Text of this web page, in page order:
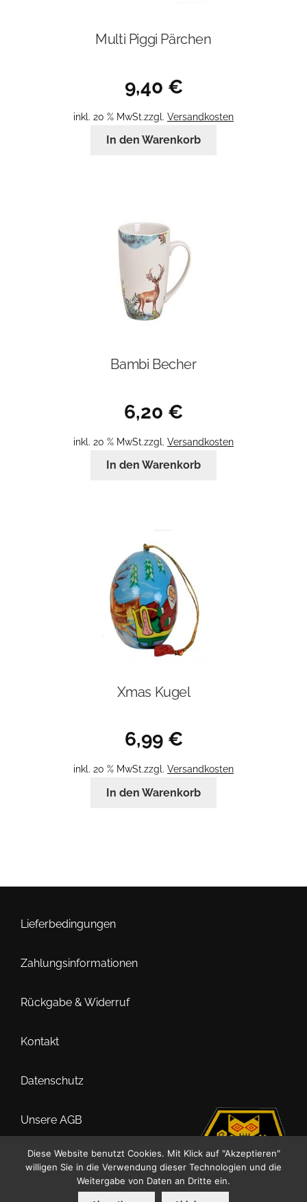
Multi Piggi Pärchen
9,40 €
inkl. 20 % MwSt.zzgl. Versandkosten
In den Warenkorb
Bambi Becher
6,20 €
inkl. 20 % MwSt.zzgl. Versandkosten
In den Warenkorb
Xmas Kugel
6,99 €
inkl. 20 % MwSt.zzgl. Versandkosten
In den Warenkorb
Lieferbedingungen
Zahlungsinformationen
Rückgabe & Widerruf
Kontakt
Datenschutz
Unsere AGB
Impressum
Diese Website benutzt Cookies. Mit Klick auf "Akzeptieren"
willigen Sie in die Verwendung dieser Technologien und die
Weitergabe von Daten an Dritte ein.